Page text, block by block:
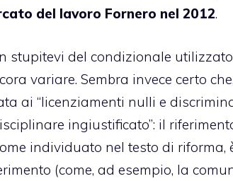
del lavoro Fornero nel 2012.
stupitevi del condizionale
variare. Sembra invece certo
ai “licenziamenti nulli e
ingiustificato”: il
individuato nel testo di
(come, ad esempio, la